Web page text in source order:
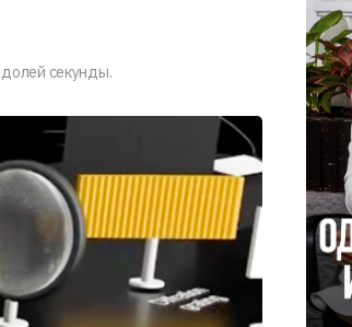
секунды.